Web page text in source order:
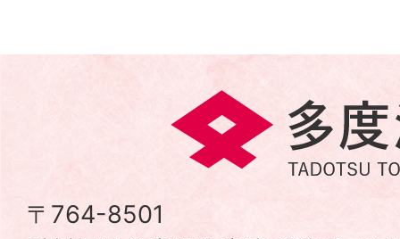
多
度
〒764-8501